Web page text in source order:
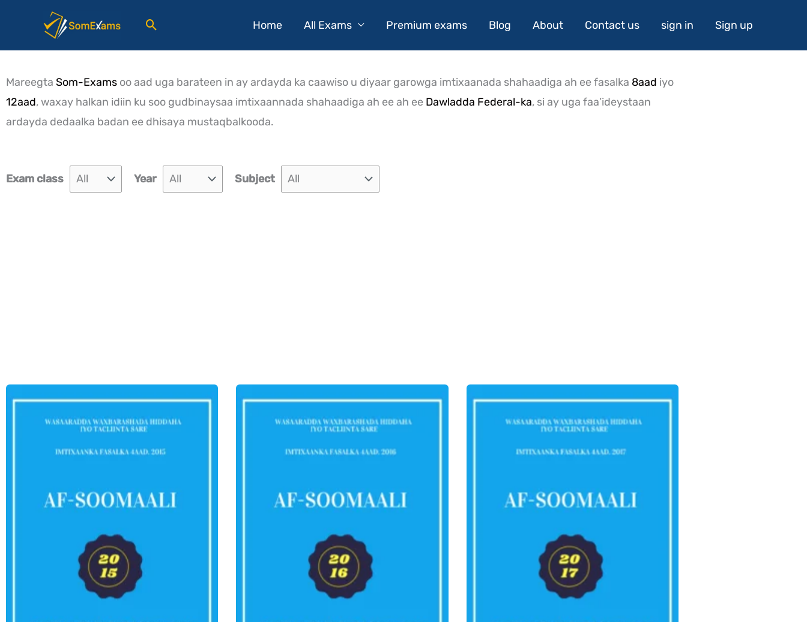
content
Search Home All Exams Premium exams Blog About Contact us sign in Sign up
Federal exams
Mareegta Som-Exams oo aad uga barateen in ay ardayda ka caawiso u diyaar garowga imtixaanada shahaadiga ah ee fasalka 8aad iyo
12aad, waxay halkan idiin ku soo gudbinaysaa imtixaannada shahaadiga ah ee ah ee Dawladda Federal-ka, si ay uga faa’ideystaan
ardayda dedaalka badan ee dhisaya mustaqbalkooda.
Exam class Year Subject